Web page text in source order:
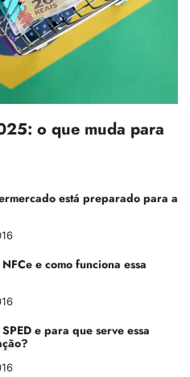
o que muda para
está preparado para a
e como funciona essa
e para que serve essa